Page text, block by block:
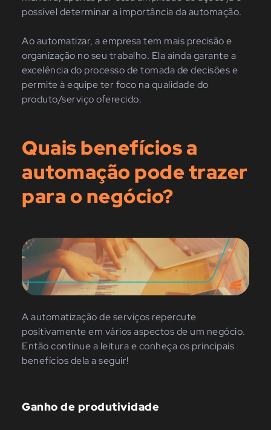
possível determinar a importância da automação.
Ao automatizar, a empresa tem mais precisão e
organização no seu trabalho. Ela ainda garante a
excelência do processo de tomada de decisões e
permite à equipe ter foco na qualidade do
produto/serviço oferecido.
Quais benefícios a
automação pode trazer
para o negócio?
A automatização de serviços repercute
positivamente em vários aspectos de um negócio.
Então continue a leitura e conheça os principais
benefícios dela a seguir!
Ganho de produtividade